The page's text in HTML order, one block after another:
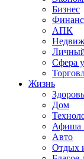
Бизнес
АПК
Сфера
Жизнь
Дом
Афиша
Авто
Отдых